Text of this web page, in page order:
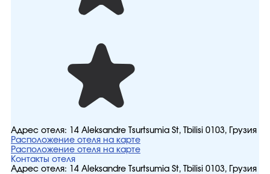
Адрес отеля:
14 Aleksandre Tsurtsumia St, Tbilisi 0103, Грузия
Расположение отеля на карте
Расположение отеля на карте
Контакты отеля
Адрес отеля:
14 Aleksandre Tsurtsumia St, Tbilisi 0103, Грузия